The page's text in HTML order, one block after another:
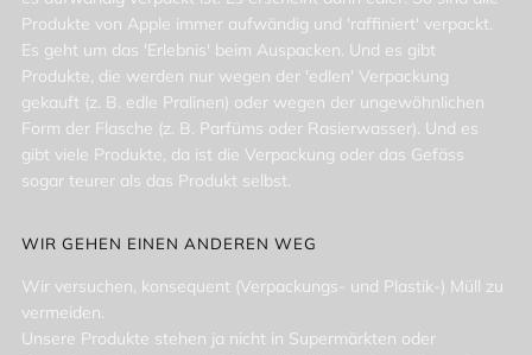
HALTBARKEITEN UND VERPACKUNGSPHILOSOPHIE
Viele Menschen haben mehr Vertrauen in einer Produkt, wenn
es aufwändig verpackt ist. Es erscheint dann edler. So sind alle
Produkte von Apple immer aufwändig und 'raffiniert' verpackt.
Es geht um das 'Erlebnis' beim Auspacken. Und es gibt
Form der Flasche (z. B. Parfüms oder Rasierwasser). Und es
gibt viele Produkte, da ist die Verpackung oder das Gefäss
sogar teurer als das Produkt selbst.